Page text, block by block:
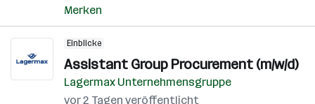
Merken
Einblicke
Assistant Group Procurement (m/w/d)
Lagermax Unternehmensgruppe
vor 2 Tagen veröffentlicht